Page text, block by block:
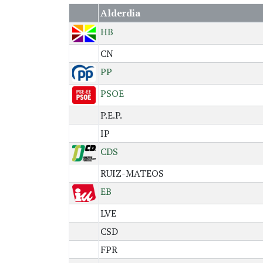
Alderdia
HB
CN
PP
PSOE
P.E.P.
IP
CDS
RUIZ-MATEOS
EB
LVE
CSD
FPR